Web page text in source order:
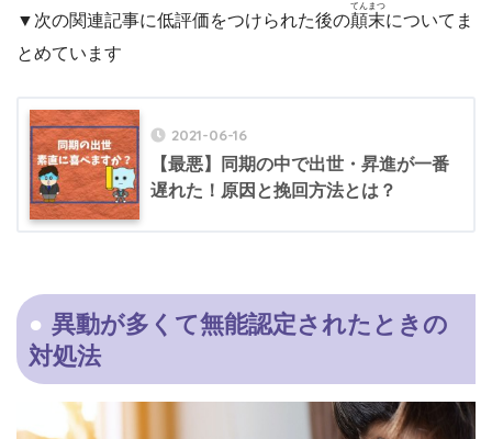
▼次の関連記事に低評価をつけられた後の顛末
てんまつ
についてま
とめています
2021-06-16
【最悪】同期の中で出世・昇進が一番
遅れた！原因と挽回方法とは？
異動が多くて無能認定されたときの
対処法